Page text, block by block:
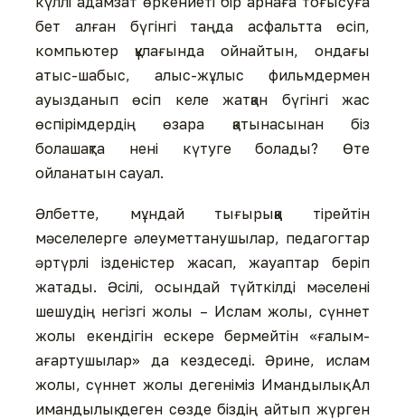
бет алған бүгінгі таңда асфальтта өсіп,
компьютер құлағында ойнайтын, ондағы
атыс-шабыс, алыс-жұлыс фильмдермен
ауызданып өсіп келе жатқан бүгінгі жас
өспірімдердің өзара қатынасынан біз
болашақта нені күтуге болады? Өте
ойланатын сауал.
Әлбетте, мұндай тығырыққа тірейтін
мәселелерге әлеуметтанушылар, педагогтар
әртүрлі ізденістер жасап, жауаптар беріп
жатады. Әсілі, осындай түйткілді мәселені
шешудің негізгі жолы – Ислам жолы, сүннет
жолы екендігін ескере бермейтін «ғалым-
ағартушылар» да кездеседі. Әрине, ислам
жолы, сүннет жолы дегеніміз Имандылық. Ал
имандылық деген сөзде біздің айтып жүрген